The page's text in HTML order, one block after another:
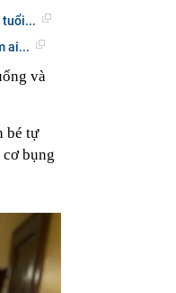
tuổi...
ai...
và
bé tự
bụng